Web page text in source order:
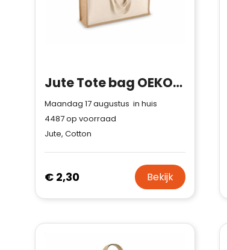
Jute Tote bag OEKO-TEX® 45 x 12 x 35cm 320g/m²
Maandag 17 augustus in huis
4487op voorraad
Jute, Cotton
€ 2,30 Bekijk